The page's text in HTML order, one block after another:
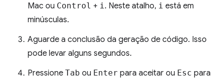
Mac ou Control + i . Neste atalho, i está em
minúsculas.
Aguarde a conclusão da geração de código. Isso
pode levar alguns segundos.
Pressione Tab ou Enter para aceitar ou Esc para